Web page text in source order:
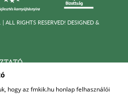
hogy az fmkik.hu honlap felhasználói
| ALL RIGHTS RESERVED! DESIGNED &